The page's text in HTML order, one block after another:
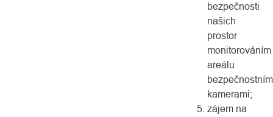
bezpečnosti
našich
prostor
monitorováním
areálu
kamerami;
zájem na